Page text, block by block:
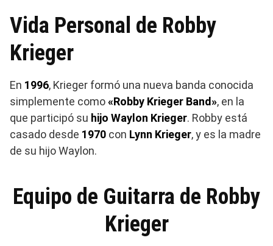
Vida Personal de Robby
Krieger
En 1996, Krieger formó una nueva banda conocida
simplemente como«Robby Krieger Band», en la
que participó su hijo Waylon Krieger. Robby está
casado desde 1970 con Lynn Krieger, y es la madre
de su hijo Waylon.
Equipo de Guitarra de Robby
Krieger